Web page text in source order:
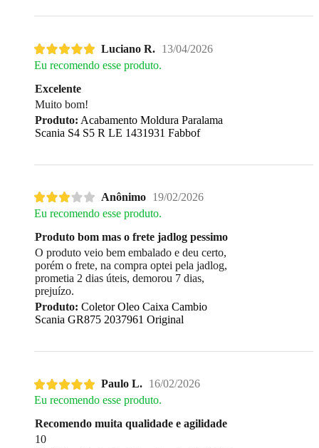
Luciano R. 13/04/2026
Eu recomendo esse produto.
Excelente
Muito bom!
Produto: Acabamento Moldura Paralama
Scania S4 S5 R LE 1431931 Fabbof
Anônimo 19/02/2026
Eu recomendo esse produto.
Produto bom mas o frete jadlog pessimo
O produto veio bem embalado e deu certo,
porém o frete, na compra optei pela jadlog,
prometia 2 dias úteis, demorou 7 dias,
prejuízo.
Produto: Coletor Oleo Caixa Cambio
Scania GR875 2037961 Original
Paulo L. 16/02/2026
Eu recomendo esse produto.
Recomendo muita qualidade e agilidade
10